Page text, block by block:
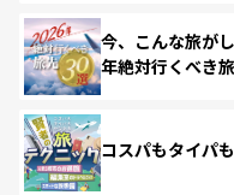
今、こんな旅が
年絶対行くべき
コスパもタイパ